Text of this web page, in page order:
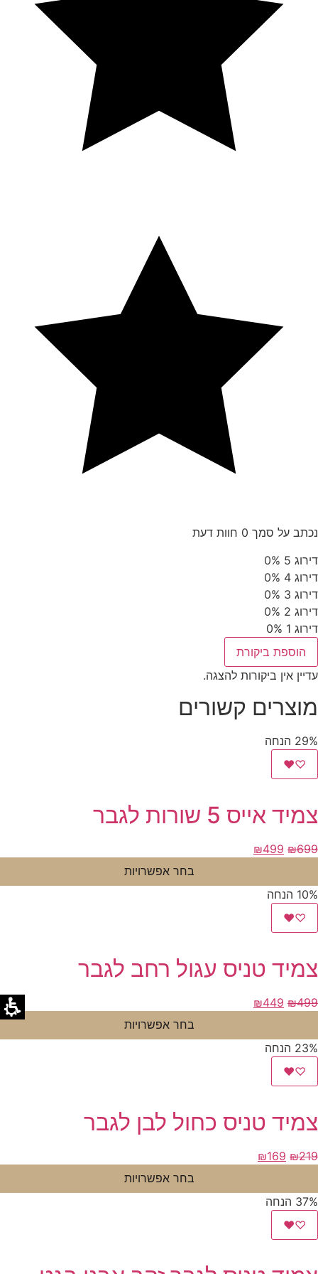
נכתב על סמך 0 חוות דעת
דירוג 5
0%
דירוג 4
0%
דירוג 3
0%
דירוג 2
0%
דירוג 1
0%
הוספת ביקורת
עדיין אין ביקורות להצגה.
מוצרים קשורים
29% הנחה
♡
♥
צמיד אייס 5 שורות לגבר
₪699
המחיר
היה:
₪699.
₪499
הוא:
בחר אפשרויות
10% הנחה
♡
♥
צמיד טניס עגול רחב לגבר
₪499
המחיר
היה:
₪499.
₪449
הוא:
בחר אפשרויות
23% הנחה
♡
♥
צמיד טניס כחול לבן לגבר
₪219
המחיר
היה:
₪219.
₪169
הוא:
בחר אפשרויות
37% הנחה
♡
♥